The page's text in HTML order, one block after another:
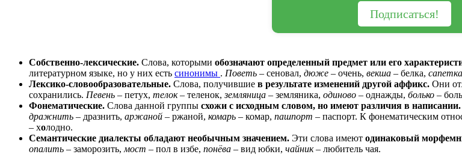
Подписаться!
Собственно-лексические. Слова, которыми обозначают определенный предмет или его
литературном языке, но у них есть синонимы . Поветь – сеновал, дюже – очень, векша – белка, сапетка
Лексико-словообразовательные. Слова, получившие в результате изменений другой аффикс. Они
сохранились. Певень – петух, телок– теленок,земляница – земляника, одиново – однажды, болько –
Фонематические. Слова данной группы схожи с исходным словом, но имеют различия в написании.
дражнить – дразнить, аржаной – ржаной, комарь – комар, пашпорт – паспорт. К фонематическим
– холодно.
Семантические диалекты обладают необычным значением. Эти слова имеют одинаковый
опалить – заморозить, мост – пол в избе, понёва – вид юбки, чайник– любитель чая.